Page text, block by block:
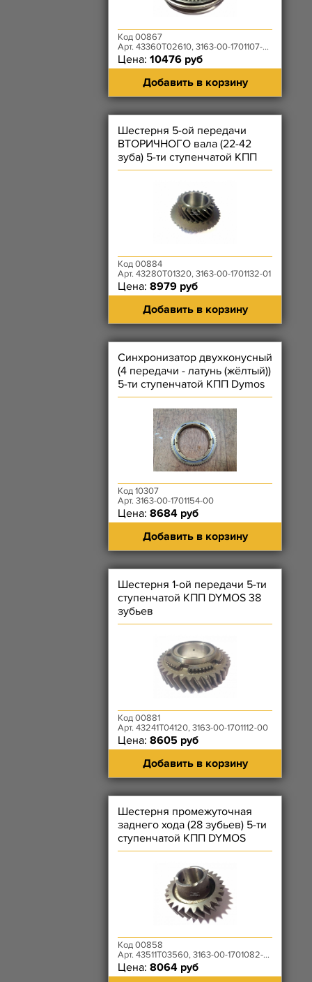
Код 00867
Арт. 43360T02610, 3163-00-1701107-00
Цена: 10476 руб
Добавить в корзину
Шестерня 5-ой передачи
ВТОРИЧНОГО вала (22-42
зуба) 5-ти ступенчатой КПП
DYMOS
Код 00884
Арт. 43280T01320, 3163-00-1701132-01
Цена: 8979 руб
Добавить в корзину
Синхронизатор двухконусный
(4 передачи - латунь (жёлтый))
5-ти ступенчатой КПП Dymos
Код 10307
Арт. 3163-00-1701154-00
Цена: 8684 руб
Добавить в корзину
Шестерня 1-ой передачи 5-ти
ступенчатой КПП DYMOS 38
зубьев
Код 00881
Арт. 43241T04120, 3163-00-1701112-00
Цена: 8605 руб
Добавить в корзину
Шестерня промежуточная
заднего хода (28 зубьев) 5-ти
ступенчатой КПП DYMOS
Код 00858
Арт. 43511T03560, 3163-00-1701082-00
Цена: 8064 руб